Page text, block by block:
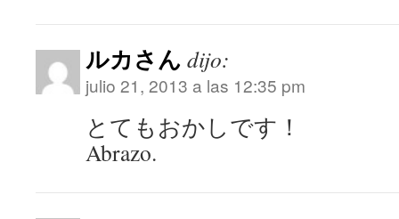
ルカさん dijo:
julio 21, 2013 a las 12:35 pm
とてもおかしです！
Abrazo.